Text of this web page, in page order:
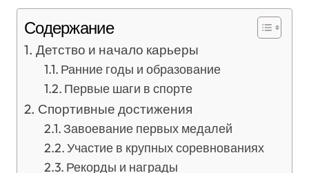
Содержание
Детство и начало карьеры
Ранние годы и образование
Первые шаги в спорте
Спортивные достижения
Завоевание первых медалей
Участие в крупных соревнованиях
Рекорды и награды